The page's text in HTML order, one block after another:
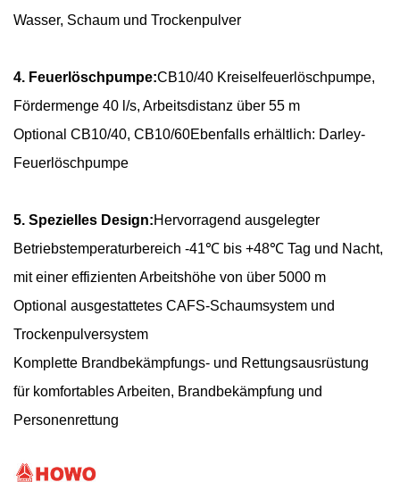
Wasser, Schaum und Trockenpulver
4. Feuerlöschpumpe:CB10/40 Kreiselfeuerlöschpumpe,
Fördermenge 40 l/s, Arbeitsdistanz über 55 m
Optional CB10/40, CB10/60Ebenfalls erhältlich: Darley-
Feuerlöschpumpe
5. Spezielles Design:Hervorragend ausgelegter
Betriebstemperaturbereich -41℃ bis +48℃ Tag und Nacht,
mit einer effizienten Arbeitshöhe von über 5000 m
Optional ausgestattetes CAFS-Schaumsystem und
Trockenpulversystem
Komplette Brandbekämpfungs- und Rettungsausrüstung
für komfortables Arbeiten, Brandbekämpfung und
Personenrettung